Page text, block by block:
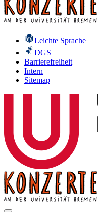
Leichte Sprache
DGS
Barrierefreiheit
Intern
Sitemap